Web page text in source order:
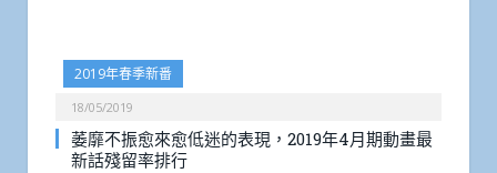
2019年春季新番
18/05/2019
萎靡不振愈來愈低迷的表現，2019年4月期動畫最
新話殘留率排行